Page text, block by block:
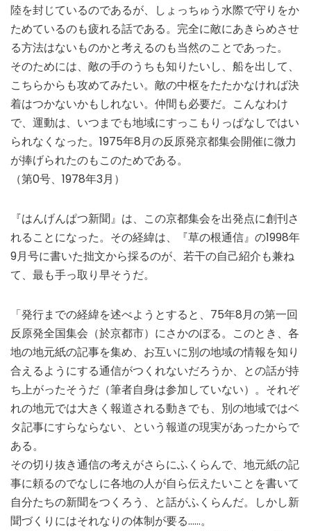
陸を封じているのであるが、しょっちゅう水際で守りをか
ためているのも疲れる話である。完全に敵にあきらめさせ
る方法はないものかと考えるのも当然のことであった。
そのためには、敵の手のうちも知りたいし、船を出して、
こちらからも攻めてみたい。敵の中枢をたたかなければ決
着はつかないかもしれない。仲間も必要だ。こんなわけ
で、運動は、いつまでも地域にすっこもりっぱなしではい
られなくなった。1975年8月の反原発京都集会開催に微力
が捧げられたのもこのためである。
（第0号、1978年3月）
『はんげんぱつ新聞』は、この京都集会を出発点に創刊さ
れることになった。その経緯は、『草の根通信』の1998年
9月号に書いた拙文から採るのが、若干の自己紹介も兼ね
て、最も手っ取り早そうだ。
「発行までの経緯を述べようとすると、75年8月の第一回
反原発全国集会（於京都市）にさかのぼる。このとき、各
地の地元紙の記事を集め、お互いに別の地域の情報を知り
合えるようにする通信がつくれないだろうか、との話が持
ち上がったそうだ（筆者自身は参加していない）。それぞ
れの地元では大きく報道される動きでも、別の地域ではベ
タ記事にすらならない、という報道の現実があったからで
ある。
その切り抜き通信の考えがさらにふくらんで、地元紙の記
事に頼るのでなしに各地の人が自ら伝えたいことを書いて
自分たちの新聞をつくろう、と話がふくらんだ。しかし新
聞づくりにはそれなりの体制が要る……。